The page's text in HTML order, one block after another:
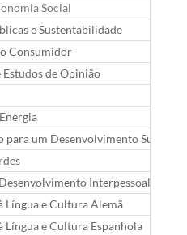
Social
e Sustentabilidade
Consumidor
Estudos de Opinião
para um Desenvolvimento
Interpessoal em
Língua e Cultura Alemã
Língua e Cultura Espanhola